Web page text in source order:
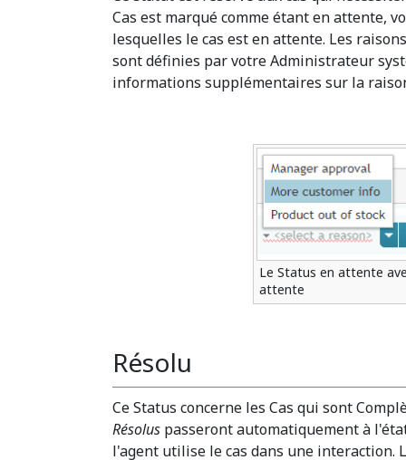
Cas est marqué comme étant en attente,
lesquelles le cas est en attente. Les
sont définies par votre Administrateur
informations supplémentaires sur la
Le Status en attente
attente
Résolu
Ce Status concerne les Cas qui sont
Résolus passeront automatiquement à
l'agent utilise le cas dans une interaction.